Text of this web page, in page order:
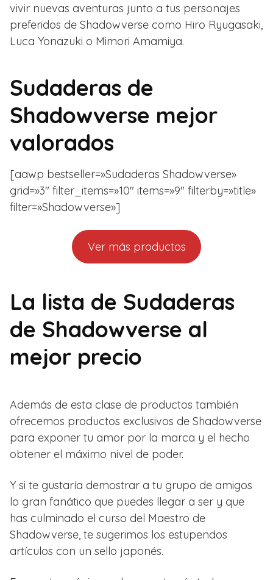
vivir nuevas aventuras junto a tus personajes
preferidos de Shadowverse como Hiro Ryugasaki,
Luca Yonazuki o Mimori Amamiya.
Sudaderas de
Shadowverse mejor
valorados
[aawp bestseller=»Sudaderas Shadowverse»
grid=»3″ filter_items=»10″ items=»9″ filterby=»title»
filter=»Shadowverse»]
Ver más productos
La lista de Sudaderas
de Shadowverse al
mejor precio
Además de esta clase de productos también
ofrecemos productos exclusivos de Shadowverse
para exponer tu amor por la marca y el hecho
obtener el máximo nivel de poder.
Y si te gustaría demostrar a tu grupo de amigos
lo gran fanático que puedes llegar a ser y que
has culminado el curso del Maestro de
Shadowverse, te sugerimos los estupendos
artículos con un sello japonés.